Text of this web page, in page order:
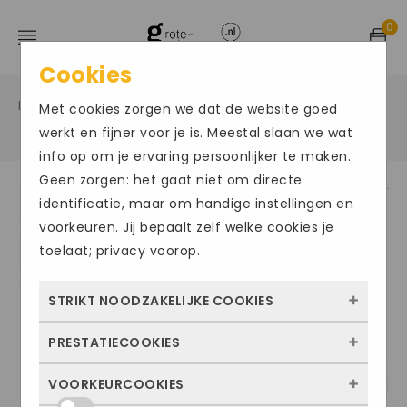
0
Home / Grote maten herenschoenen / Veter sportief
Cookies
Met cookies zorgen we dat de website goed
werkt en fijner voor je is. Meestal slaan we wat
info op om je ervaring persoonlijker te maken.
Geen zorgen: het gaat niet om directe
identificatie, maar om handige instellingen en
voorkeuren. Jij bepaalt zelf welke cookies je
toelaat; privacy voorop.
STRIKT NOODZAKELIJKE COOKIES
Deze cookies zorgen ervoor dat de website
kunnen niet worden uitgezet. Meestal
PRESTATIECOOKIES
Met deze cookies zien we hoe vaak onze
VOORKEURCOOKIES